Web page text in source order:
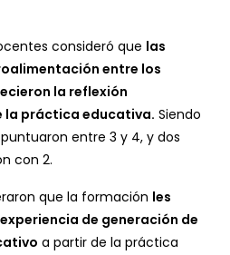
consideró que las
entre los
la reflexión
la práctica educativa. Siendo
entre 3 y 4, y dos
con 2.
que la formación les
de generación de
a partir de la práctica